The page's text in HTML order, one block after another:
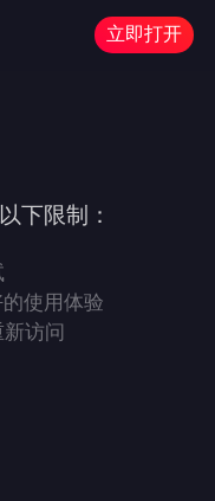
立即打开
下限制：
使用体验
访问